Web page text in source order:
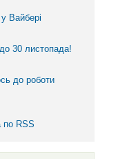
Вайбері
30 листопада!
до роботи
по RSS